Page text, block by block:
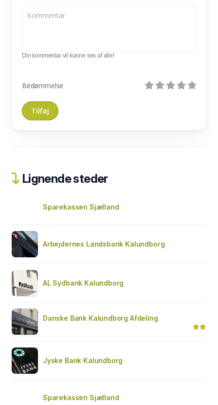
Din kommentar vil kunne ses af alle!
Bedømmelse
Lignende steder
Sparekassen Sjælland
Arbejdernes Landsbank Kalundborg
AL Sydbank Kalundborg
Danske Bank Kalundborg Afdeling
Jyske Bank Kalundborg
Sparekassen Sjælland